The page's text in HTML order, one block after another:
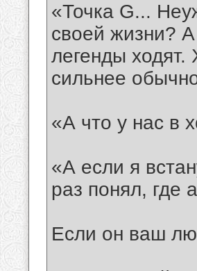
«Точка G...
своей жизни?
легенды ходят.
сильнее
«А что у нас в
«А если я
раз понял, где
Если он ваш